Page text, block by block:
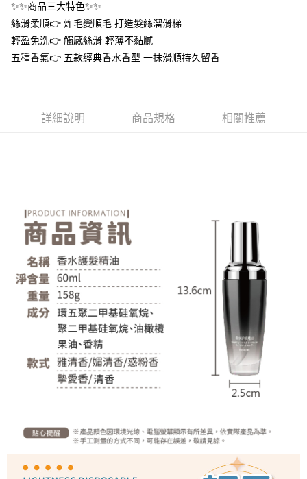
【注意事項】
１．透過由恩沛科技股份有限公司提供之「AFTEE先享後付」服務完成之交
易，需依本服務之必要範圍內提供個人資料，並將交易相關給付款項請求債
權轉讓予恩沛科技股份有限公司。
宅配
每筆NT$65，滿NT$99(含以上)免運費
✨✨商品三大特色✨✨
絲滑柔順👉 炸毛變順毛 打造髮絲溜滑梯
輕盈免洗👉 觸感絲滑 輕薄不黏膩
五種香氣👉 五款經典香水香型 一抹滑順持久留香
詳細說明 商品規格 相關推薦